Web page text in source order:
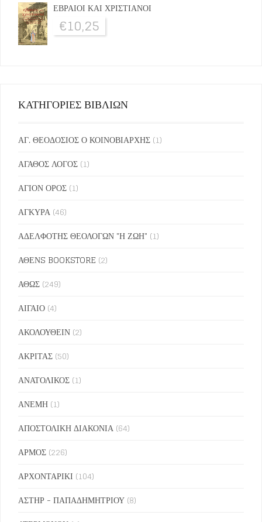
ΕΒΡΑΙΟΙ ΚΑΙ ΧΡΙΣΤΙΑΝΟΙ
€10,25
ΚΑΤΗΓΟΡΙΕΣ ΒΙΒΛΙΩΝ
ΑΓ. ΘΕΟΔΟΣΙΟΣ Ο ΚΟΙΝΟΒΙΑΡΧΗΣ (1)
ΑΓΑΘΟΣ ΛΟΓΟΣ (1)
ΑΓΙΟΝ ΟΡΟΣ (1)
ΑΓΚΥΡΑ (46)
ΑΔΕΛΦΟΤΗΣ ΘΕΟΛΟΓΩΝ "Η ΖΩΗ" (1)
ΑΘΕΝS BOOKSTORE (2)
ΑΘΩΣ (249)
ΑΙΓΑΙΟ (4)
ΑΚΟΛΟΥΘΕΙΝ (2)
ΑΚΡΙΤΑΣ (50)
ΑΝΑΤΟΛΙΚΟΣ (1)
ΑΝΕΜΗ (1)
ΑΠΟΣΤΟΛΙΚΗ ΔΙΑΚΟΝΙΑ (64)
ΑΡΜΟΣ (226)
ΑΡΧΟΝΤΑΡΙΚΙ (104)
ΑΣΤΗΡ - ΠΑΠΑΔΗΜΗΤΡΙΟΥ (8)